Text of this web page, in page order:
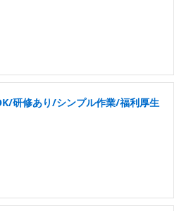
研修あり/シンプル作業/福利厚生